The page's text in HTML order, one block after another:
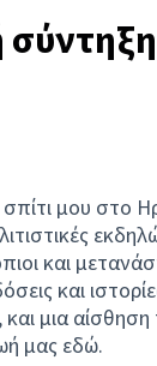
σύντηξη
μου στο
και
και
μια αίσθηση
μας εδώ.